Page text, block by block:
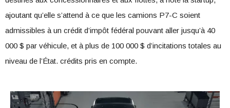
ajoutant qu’elle s’attend à ce que les camions P7-C soient
admissibles à un crédit d’impôt fédéral pouvant aller jusqu’à 40
000 $ par véhicule, et à plus de 100 000 $ d’incitations totales au
niveau de l’État. crédits pris en compte.